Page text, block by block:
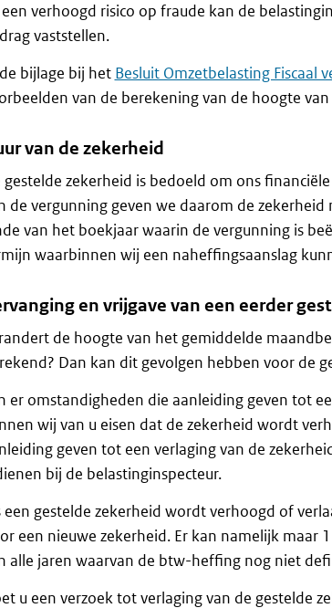
een verhoogd risico op fraude kan de
vaststellen.
bijlage bij het Besluit Omzetbelasting Fiscaal
van de berekening van de hoogte
van de zekerheid
gestelde zekerheid is bedoeld om ons
de vergunning geven we daarom de
van het boekjaar waarin de vergunning is
waarbinnen wij een naheffingsaanslag
en vrijgave van een eerder
de hoogte van het gemiddelde
Dan kan dit gevolgen hebben voor de
er omstandigheden die aanleiding geven tot
wij van u eisen dat de zekerheid wordt
geven tot een verlaging van de
bij de belastinginspecteur.
een gestelde zekerheid wordt verhoogd of
een nieuwe zekerheid. Er kan namelijk maar
alle jaren waarvan de btw-heffing nog niet
u een verzoek tot verlaging van de gestelde